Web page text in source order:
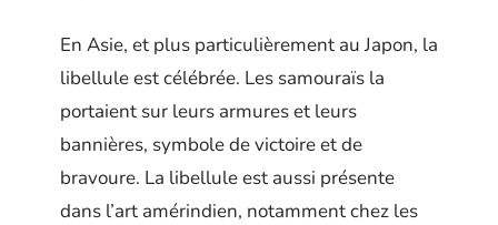
En Asie, et plus particulièrement au Japon, la
libellule est célébrée. Les samouraïs la
portaient sur leurs armures et leurs
bannières, symbole de victoire et de
bravoure. La libellule est aussi présente
dans l’art amérindien, notamment chez les